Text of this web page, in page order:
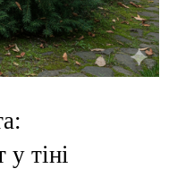
у тіні